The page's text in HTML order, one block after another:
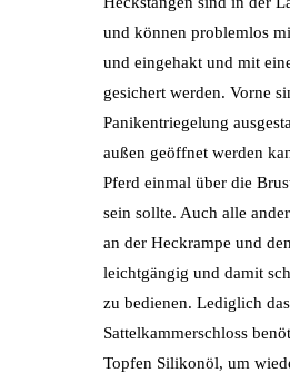
und können problemlos
und eingehakt und mit
gesichert werden. Vorne
Panikentriegelung
außen geöffnet werden
Pferd einmal über die
sein sollte. Auch alle
an der Heckrampe und
leichtgängig und damit
zu bedienen. Lediglich das
Sattelkammerschloss
Topfen Silikonöl, um